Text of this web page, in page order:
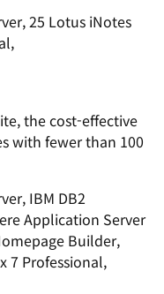
25 Lotus iNotes
the cost-effective
with fewer than 100
IBM DB2
Application Server
Builder,
7 Professional,